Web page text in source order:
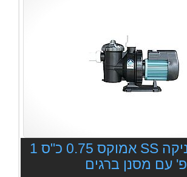
משאבת יניקה SS אמוקס 0.75 כ"ס 1
פ' עם מסנן ברגים